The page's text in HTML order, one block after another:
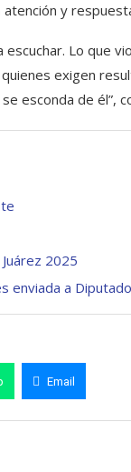
y
Lo que
exigen
esconda de él”,
2025
enviada a
Email